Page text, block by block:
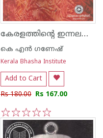
കേരളത്തിന്റെ ഇന്നലകള്‍
കെ എന്‍ ഗണേഷ്
Kerala Bhasha Institute
Add to Cart
Rs 180.00 Rs 167.00
5
4
3
2
1